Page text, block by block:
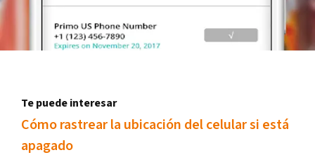
Te puede interesar
Cómo rastrear la ubicación del celular si está
apagado